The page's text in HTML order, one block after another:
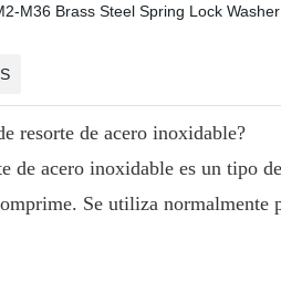
resorte de acero inoxidable?
de acero inoxidable es un tipo
Se utiliza